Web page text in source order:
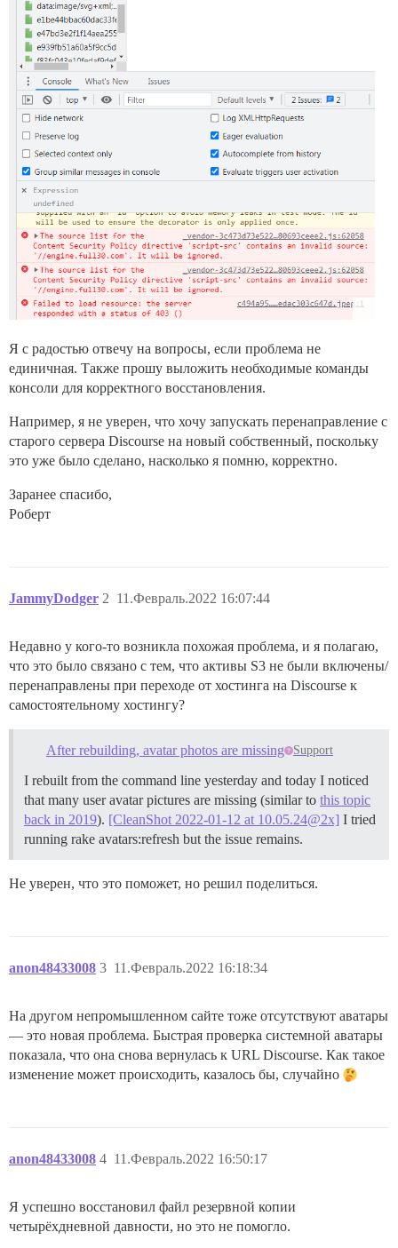
Я с радостью отвечу на вопросы, если проблема не
единичная. Также прошу выложить необходимые команды
консоли для корректного восстановления.
Например, я не уверен, что хочу запускать перенаправление с
старого сервера Discourse на новый собственный, поскольку
это уже было сделано, насколько я помню, корректно.
Заранее спасибо,
Роберт
JammyDodger 11.Февраль.2022 16:07:44
2
Недавно у кого-то возникла похожая проблема, и я полагаю,
что это было связано с тем, что активы S3 не были включены/
перенаправлены при переходе от хостинга на Discourse к
самостоятельному хостингу?
After rebuilding, avatar photos are missing Support
I rebuilt from the command line yesterday and today I noticed
that many user avatar pictures are missing (similar to this topic
back in 2019). [CleanShot 2022-01-12 at 10.05.24@2x] I tried
running rake avatars:refresh but the issue remains.
Не уверен, что это поможет, но решил поделиться.
anon48433008 11.Февраль.2022 16:18:34
3
На другом непромышленном сайте тоже отсутствуют аватары
— это новая проблема. Быстрая проверка системной аватары
показала, что она снова вернулась к URL Discourse. Как такое
изменение может происходить, казалось бы, случайно
anon48433008 11.Февраль.2022 16:50:17
4
Я успешно восстановил файл резервной копии
четырёхдневной давности, но это не помогло.